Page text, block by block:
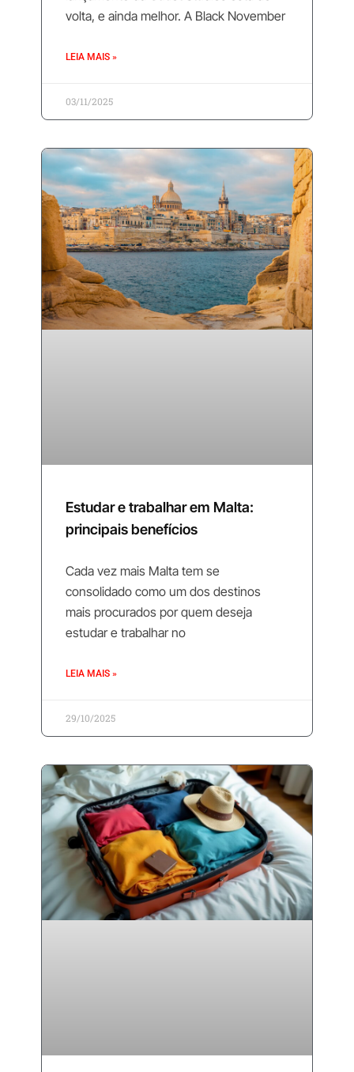
volta, e ainda melhor. A Black November
LEIA MAIS »
03/11/2025
Estudar e trabalhar em Malta:
principais benefícios
Cada vez mais Malta tem se
consolidado como um dos destinos
mais procurados por quem deseja
estudar e trabalhar no
LEIA MAIS »
29/10/2025